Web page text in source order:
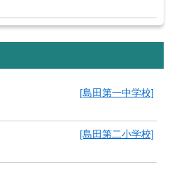
[島田第一中学校]
[島田第二小学校]